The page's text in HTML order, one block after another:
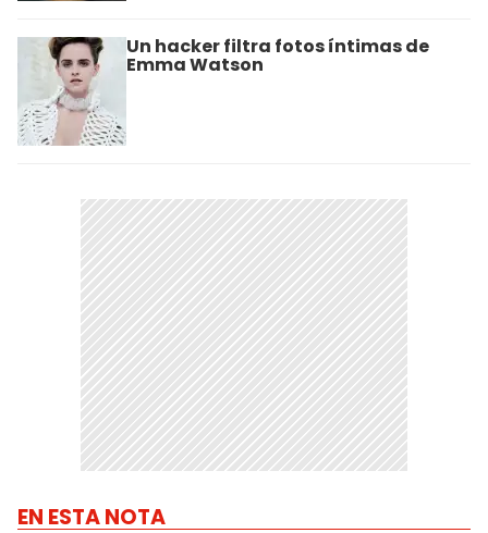
Un hacker filtra fotos íntimas de
Emma Watson
EN ESTA NOTA